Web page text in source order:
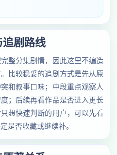
追剧路线
整分集剧情，因此这里不编造
比较稳妥的追剧方式是先从原
和叙事口味；中段重点观察人
；后续再看作品是否进入更长
想快速判断的用户，可以先看
是否收藏或继续补。